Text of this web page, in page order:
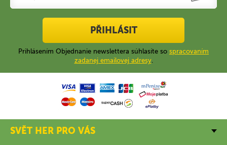
PŘIHLÁSIT
Prihlásením Objednanie newslettera súhlasíte so spracovaním
zadanej emailovej adresy.
SVĚT HER PRO VÁS